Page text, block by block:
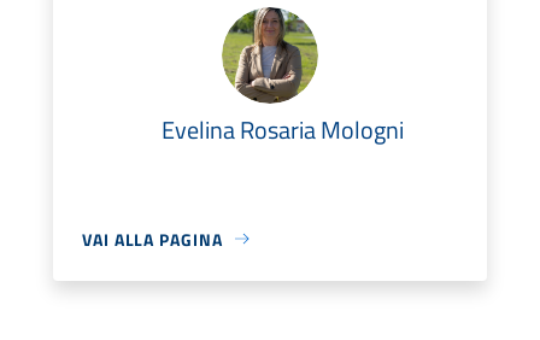
Evelina Rosaria Mologni
VAI ALLA PAGINA